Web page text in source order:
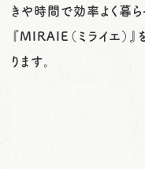
きや時間で効率よく暮ら
『MIRAIE（ミライエ）
ります。